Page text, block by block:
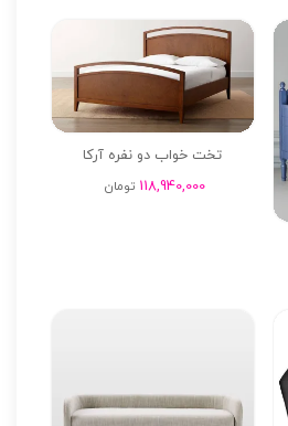
تخت خواب دو نفره آرکا
118,940,000 تومان